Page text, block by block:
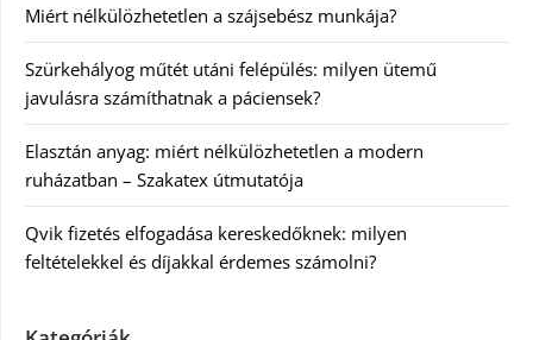
Miért nélkülözhetetlen a szájsebész munkája?
Szürkehályog műtét utáni felépülés: milyen ütemű
javulásra számíthatnak a páciensek?
Elasztán anyag: miért nélkülözhetetlen a modern
ruházatban – Szakatex útmutatója
Qvik fizetés elfogadása kereskedőknek: milyen
feltételekkel és díjakkal érdemes számolni?